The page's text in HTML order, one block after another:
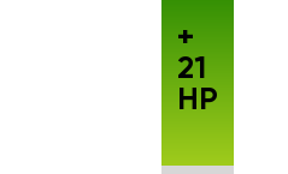
+
21
HP